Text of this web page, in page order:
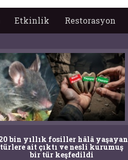
Etkinlik Restorasyon
bin yıllık fosiller hâlâ yaşayan
türlere ait çıktı ve nesli kurumuş
bir tür keşfedildi